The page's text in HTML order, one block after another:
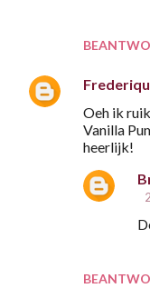
Oeh ik
Vanilla
heerlijk!